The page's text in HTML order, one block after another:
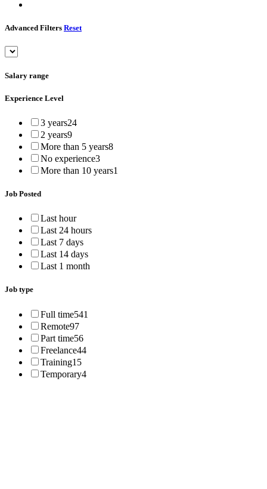
Advanced Filters Reset
Salary range
Experience Level
3 years24
2 years9
More than 5 years8
No experience3
More than 10 years1
Job Posted
Last hour
Last 24 hours
Last 7 days
Last 14 days
Last 1 month
Job type
Full time541
Remote97
Part time56
Freelance44
Training15
Temporary4